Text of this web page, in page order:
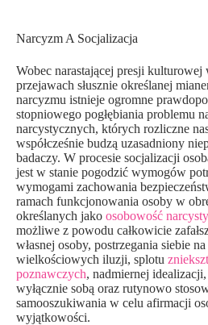
Narcyzm A Socjalizacja
Wobec narastającej presji kulturowej
przejawach słusznie określanej
narcyzmu istnieje ogromne
stopniowego pogłębiania problemu
narcystycznych, których rozliczne
współcześnie budzą uzasadniony
badaczy. W procesie socjalizacji
jest w stanie pogodzić wymogów
wymogami zachowania
ramach funkcjonowania osoby w
określanych jako osobowość
możliwe z powodu całkowicie
własnej osoby, postrzegania siebie
wielkościowych iluzji, splotu
poznawczych, nadmiernej
wyłącznie sobą oraz rutynowo
samooszukiwania w celu afirmacji
wyjątkowości.